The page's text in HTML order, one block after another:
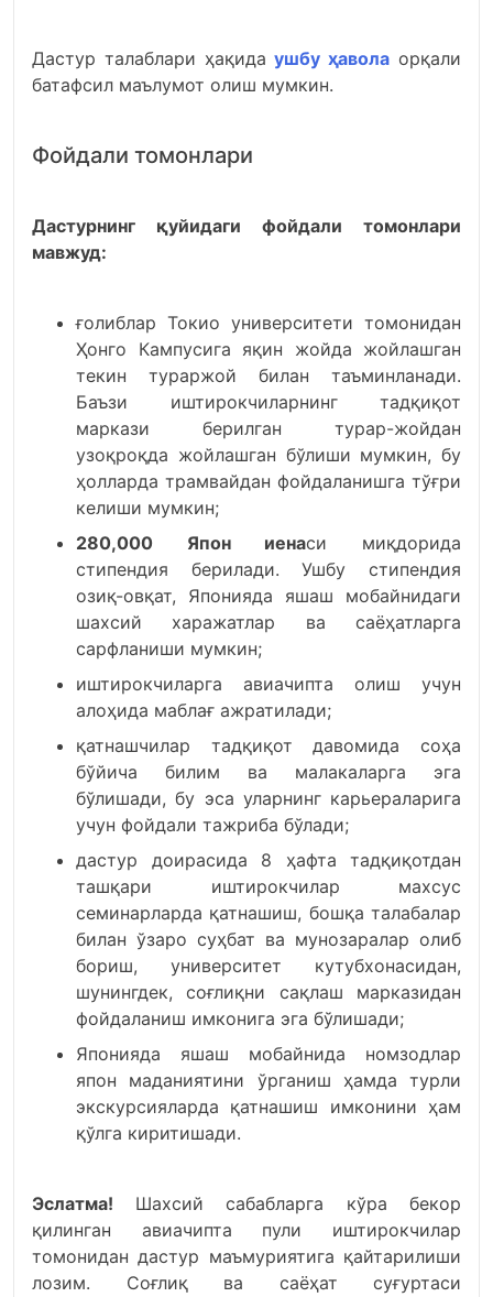
Дастур талаблари ҳақидаушбу ҳавола орқали
батафсил маълумот олиш мумкин.
Фойдали томонлари
Дастурнинг қуйидаги фойдали томонлари
мавжуд:
ғолиблар Токио университети томонидан
Ҳонго Кампусига яқин жойда жойлашган
текин тураржой билан таъминланади.
Баъзи иштирокчиларнинг тадқиқот
маркази берилган турар-жойдан
узоқроқда жойлашган бўлиши мумкин, бу
ҳолларда трамвайдан фойдаланишга тўғри
келиши мумкин;
280,000 Япон иенаси миқдорида
стипендия берилади. Ушбу стипендия
озиқ-овқат, Японияда яшаш мобайнидаги
шахсий харажатлар ва саёҳатларга
сарфланиши мумкин;
иштирокчиларга авиачипта олиш учун
алоҳида маблағ ажратилади;
қатнашчилар тадқиқот давомида соҳа
бўйича билим ва малакаларга эга
бўлишади, бу эса уларнинг карьераларига
учун фойдали тажриба бўлади;
дастур доирасида 8 ҳафта тадқиқотдан
ташқари иштирокчилар махсус
семинарларда қатнашиш, бошқа талабалар
билан ўзаро суҳбат ва мунозаралар олиб
бориш, университет кутубхонасидан,
шунингдек, соғлиқни сақлаш марказидан
фойдаланиш имконига эга бўлишади;
Японияда яшаш мобайнида номзодлар
япон маданиятини ўрганиш ҳамда турли
экскурсияларда қатнашиш имконини ҳам
қўлга киритишади.
Эслатма! Шахсий сабабларга кўра бекор
қилинган авиачипта пули иштирокчилар
томонидан дастур маъмуриятига қайтарилиши
лозим. Соғлиқ ва саёҳат суғуртаси